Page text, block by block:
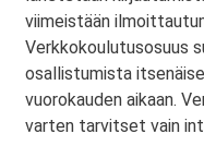
viimeistään
Verkkokoulutusosuus
osallistumista
vuorokauden aikaan.
varten tarvitset vain